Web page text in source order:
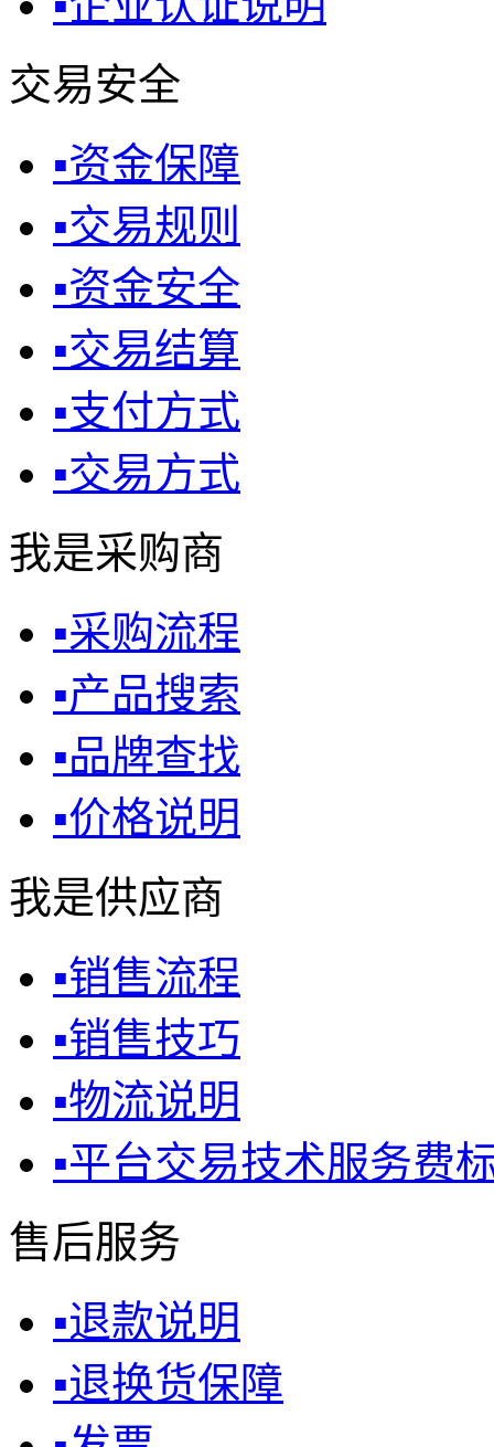
交易安全
▪资金保障
▪交易规则
▪资金安全
▪交易结算
▪支付方式
▪交易方式
我是采购商
▪采购流程
▪产品搜索
▪品牌查找
▪价格说明
我是供应商
▪销售流程
▪销售技巧
▪物流说明
▪平台交易技术服务费
售后服务
▪退款说明
▪退换货保障